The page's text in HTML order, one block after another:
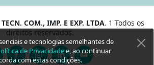
COM., IMP. E EXP. LTDA. 1 Todos os
direitos reservados.
e tecnologias semelhantes de
de Privacidadee, ao continuar
com estas condições.